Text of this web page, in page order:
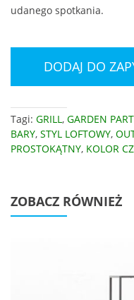
udanego spotkania.
DODAJ DO
Tagi: GRILL , GARDEN
BARY, STYL LOFTOWY,
PROSTOKĄTNY, KOLOR
ZOBACZ RÓWNIEŻ